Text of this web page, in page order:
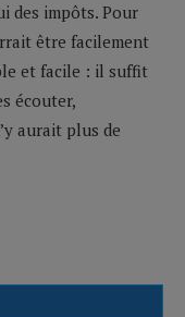
des impôts. Pour
être facilement
et facile : il suffit
écouter,
aurait plus de